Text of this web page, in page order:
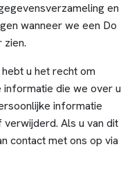
en
wanneer we een Do
zien.
u het recht om
die we over u
informatie
Als u van dit
contact met ons op via